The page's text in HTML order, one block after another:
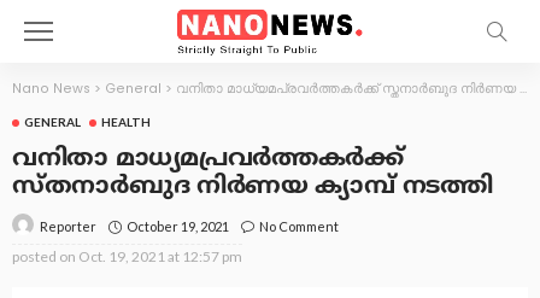
Nano News > General > വനിതാ മാധ്യമപ്രവർത്തകർക്ക് സ്തനാര്‍ബുദ നിര്‍ണയ ക്യാമ്പ് നടത്തി
GENERAL HEALTH
വനിതാ മാധ്യമപ്രവർത്തകർക്ക്
സ്തനാര്‍ബുദ നിര്‍ണയ ക്യാമ്പ് നടത്തി
Reporter October 19, 2021 No Comment
posted on Oct. 19, 2021 at 12:57 pm